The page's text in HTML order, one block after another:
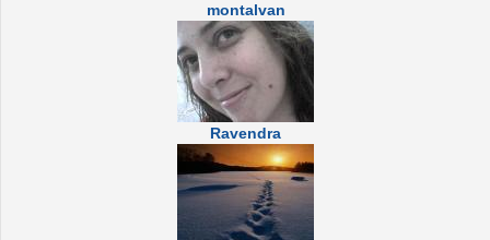
montalvan
Ravendra